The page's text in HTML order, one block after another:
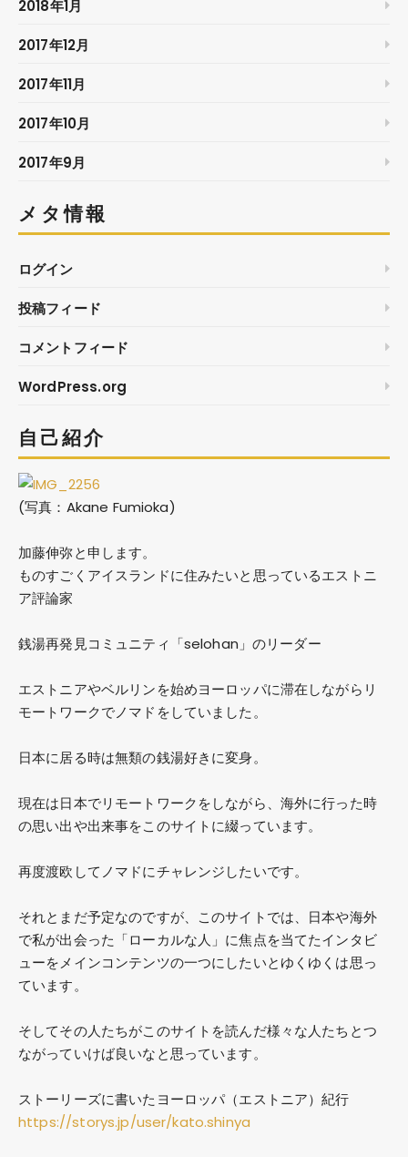
2018年1月
2017年12月
2017年11月
2017年10月
2017年9月
メタ情報
ログイン
投稿フィード
コメントフィード
WordPress.org
自己紹介
(写真：Akane Fumioka)
加藤伸弥と申します。
ものすごくアイスランドに住みたいと思っているエストニ
ア評論家
銭湯再発見コミュニティ「selohan」のリーダー
エストニアやベルリンを始めヨーロッパに滞在しながらリ
モートワークでノマドをしていました。
日本に居る時は無類の銭湯好きに変身。
現在は日本でリモートワークをしながら、海外に行った時
の思い出や出来事をこのサイトに綴っています。
再度渡欧してノマドにチャレンジしたいです。
それとまだ予定なのですが、このサイトでは、日本や海外
で私が出会った「ローカルな人」に焦点を当てたインタビ
ューをメインコンテンツの一つにしたいとゆくゆくは思っ
ています。
そしてその人たちがこのサイトを読んだ様々な人たちとつ
ながっていけば良いなと思っています。
ストーリーズに書いたヨーロッパ（エストニア）紀行
https://storys.jp/user/kato.shinya